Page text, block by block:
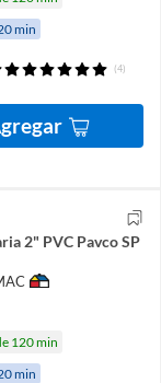
min
(4)
2" PVC Pavco SP
120 min
min